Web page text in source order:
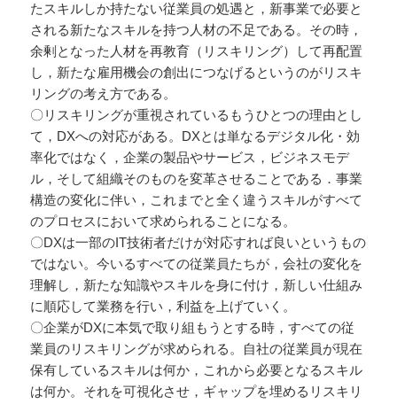
たスキルしか持たない従業員の処遇と，新事業で必要と
される新たなスキルを持つ人材の不足である。その時，
余剰となった人材を再教育（リスキリング）して再配置
し，新たな雇用機会の創出につなげるというのがリスキ
リングの考え方である。
〇リスキリングが重視されているもうひとつの理由とし
て，DXへの対応がある。DXとは単なるデジタル化・効
率化ではなく，企業の製品やサービス，ビジネスモデ
ル，そして組織そのものを変革させることである．事業
構造の変化に伴い，これまでと全く違うスキルがすべて
のプロセスにおいて求められることになる。
〇DXは一部のIT技術者だけが対応すれば良いというもの
ではない。今いるすべての従業員たちが，会社の変化を
理解し，新たな知識やスキルを身に付け，新しい仕組み
に順応して業務を行い，利益を上げていく。
〇企業がDXに本気で取り組もうとする時，すべての従
業員のリスキリングが求められる。自社の従業員が現在
保有しているスキルは何か，これから必要となるスキル
は何か。それを可視化させ，ギャップを埋めるリスキリ